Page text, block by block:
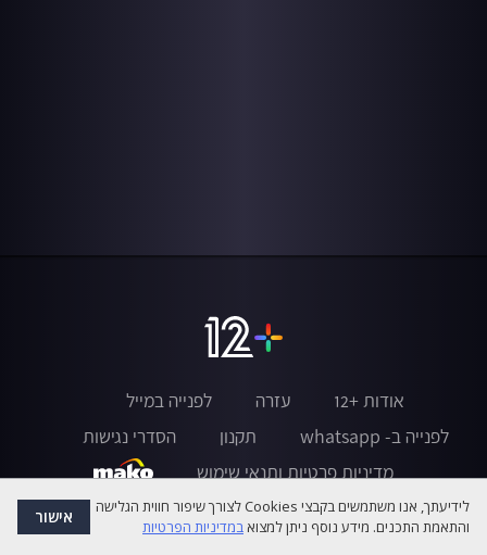
אודות +12 עזרה
לפנייה במייל
לפנייה ב- whatsapp
תקנון
הסדרי נגישות
מדיניות פרטיות ותנאי שימוש
לידיעתך, אנו משתמשים בקבצי Cookies לצורך שיפור חווית הגלישה
והתאמת התכנים. מידע נוסף ניתן למצואבמדיניות הפרטיות אישור